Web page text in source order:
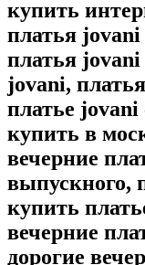
купить
платья
платья jovani
jovani,
платье
купить в
вечерние
выпускного,
купить
вечерние
дорогие